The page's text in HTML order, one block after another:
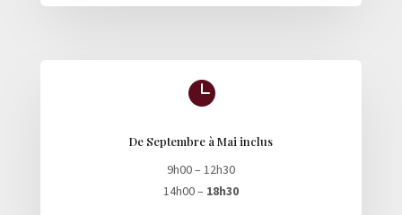

De Septembre à Mai inclus
9h00 – 12h30
14h00 – 18h30